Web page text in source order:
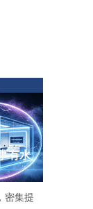
有水
密集提